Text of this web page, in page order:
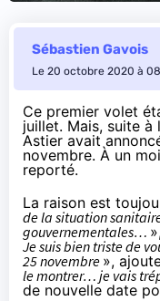
Sébastien Gavois
Le 20 octobre 2020 à
Ce premier volet
juillet. Mais, suite à
Astier avait
novembre. À un
reporté.
La raison est
de la situation
gouvernementales…
Je suis bien triste de
25 novembre »,
le montrer… je vais
de nouvelle date